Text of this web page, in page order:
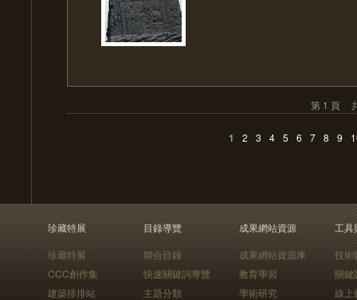
第 1 頁
1 2 3 4 5 6 7 8 9
珍藏特展
珍藏特展
CCC創作集
建築排排站
目錄導覽
聯合目錄
快速關鍵詞導覽
主題分類
成果網站資源
成果網站資源庫
教育學習
學術研究
工具
技術
關鍵
線上